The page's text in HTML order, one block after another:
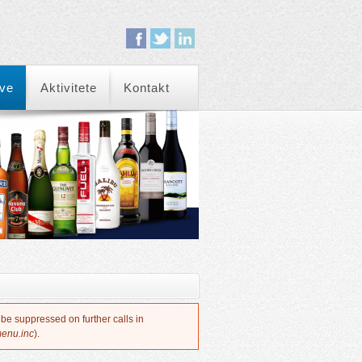
Aktivitete Kontakt
suppressed on further calls in
).